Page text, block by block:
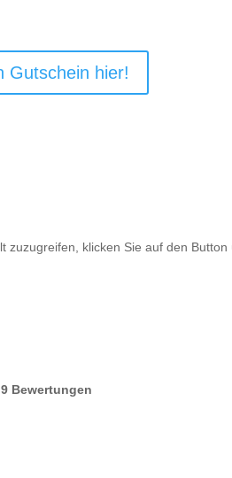
Gutschein hier!
zuzugreifen, klicken Sie auf den
9 Bewertungen